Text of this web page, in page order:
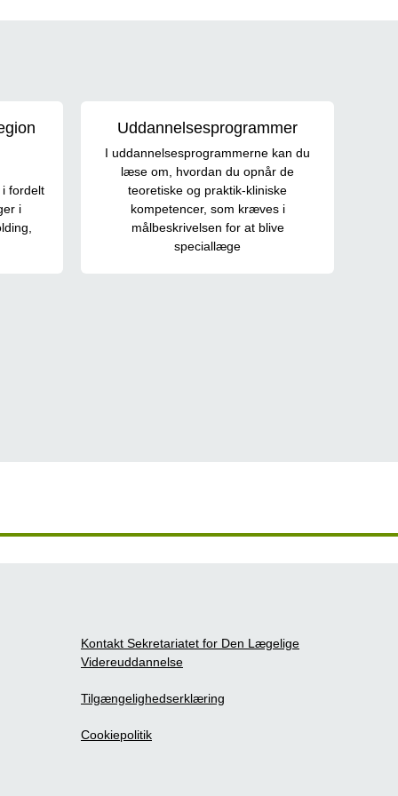
fordelt
i
Uddannelsesprogrammer
I uddannelsesprogrammerne kan du
læse om, hvordan du opnår de
teoretiske og praktik-kliniske
kompetencer, som kræves i
målbeskrivelsen for at blive
speciallæge
Kontakt Sekretariatet for Den Lægelige
Videreuddannelse
Tilgængelighedserklæring
Cookiepolitik